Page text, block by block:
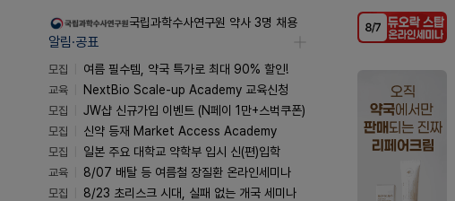
국립과학수사연구원 약사 3명 채용
알림·공표
모집
여름 필수템, 약국 특가로 최대 90% 할인!
교육
NextBio Scale-up Academy 교육신청
모집
JW샵 신규가입 이벤트 (N페이 1만+스벅쿠폰)
모집
신약 등재 Market Access Academy
모집
일본 주요 대학교 약학부 입시 신(편)입학
교육
8/07 배탈 등 여름철 장질환 온라인세미나
모집
8/23 초리스크 시대, 실패 없는 개국 세미나